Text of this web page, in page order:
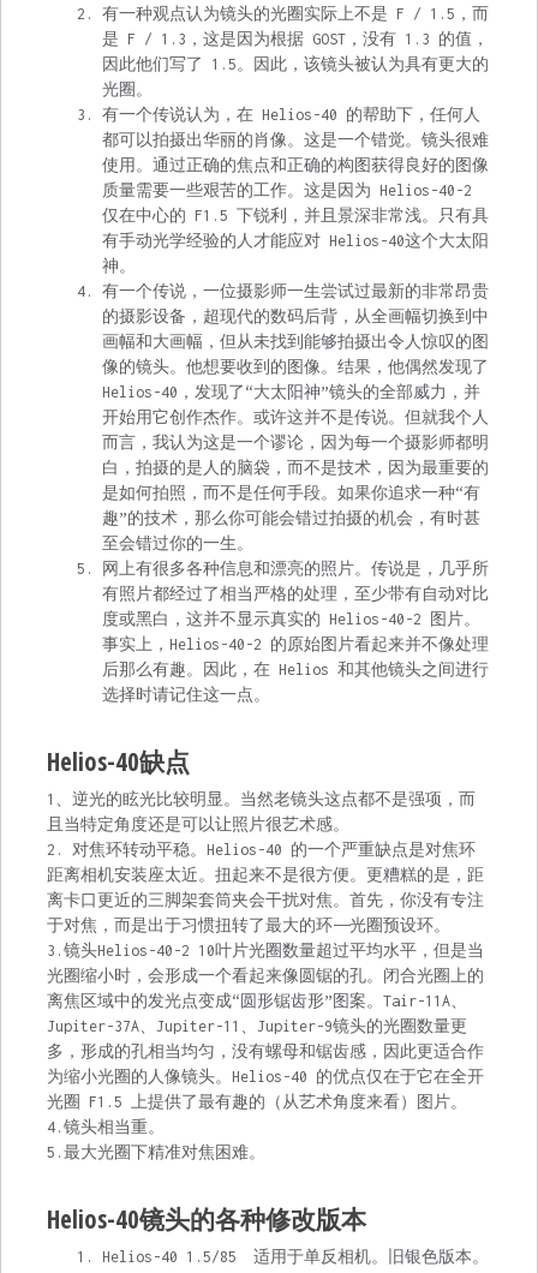
有一种观点认为镜头的光圈实际上不是 F / 1.5，而
是 F / 1.3，这是因为根据 GOST，没有 1.3 的值，
因此他们写了 1.5。因此，该镜头被认为具有更大的
光圈。
有一个传说认为，在 Helios-40 的帮助下，任何人
都可以拍摄出华丽的肖像。这是一个错觉。镜头很难
使用。通过正确的焦点和正确的构图获得良好的图像
质量需要一些艰苦的工作。这是因为 Helios-40-2
仅在中心的 F1.5 下锐利，并且景深非常浅。只有具
有手动光学经验的人才能应对 Helios-40这个大太阳
神。
有一个传说，一位摄影师一生尝试过最新的非常昂贵
的摄影设备，超现代的数码后背，从全画幅切换到中
画幅和大画幅，但从未找到能够拍摄出令人惊叹的图
像的镜头。他想要收到的图像。结果，他偶然发现了
Helios-40，发现了“大太阳神”镜头的全部威力，并
开始用它创作杰作。或许这并不是传说。但就我个人
而言，我认为这是一个谬论，因为每一个摄影师都明
白，拍摄的是人的脑袋，而不是技术，因为最重要的
是如何拍照，而不是任何手段。如果你追求一种“有
趣”的技术，那么你可能会错过拍摄的机会，有时甚
至会错过你的一生。
网上有很多各种信息和漂亮的照片。传说是，几乎所
有照片都经过了相当严格的处理，至少带有自动对比
度或黑白，这并不显示真实的 Helios-40-2 图片。
事实上，Helios-40-2 的原始图片看起来并不像处理
后那么有趣。因此，在 Helios 和其他镜头之间进行
选择时请记住这一点。
Helios-40缺点
1、逆光的眩光比较明显。当然老镜头这点都不是强项，而
且当特定角度还是可以让照片很艺术感。
2. 对焦环转动平稳。Helios-40 的一个严重缺点是对焦环
距离相机安装座太近。扭起来不是很方便。更糟糕的是，距
离卡口更近的三脚架套筒夹会干扰对焦。首先，你没有专注
于对焦，而是出于习惯扭转了最大的环——光圈预设环。
3.镜头Helios-40-2 10叶片光圈数量超过平均水平，但是当
光圈缩小时，会形成一个看起来像圆锯的孔。闭合光圈上的
离焦区域中的发光点变成“圆形锯齿形”图案。Tair-11A、
Jupiter-37A、Jupiter-11、Jupiter-9镜头的光圈数量更
多，形成的孔相当均匀，没有螺母和锯齿感，因此更适合作
为缩小光圈的人像镜头。Helios-40 的优点仅在于它在全开
光圈 F1.5 上提供了最有趣的（从艺术角度来看）图片。
4.镜头相当重。
5.最大光圈下精准对焦困难。
Helios-40镜头的各种修改版本
Helios-40 1.5/85 适用于单反相机。旧银色版本。